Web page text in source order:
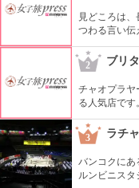
見どころは
つわる言い伝
どを描いた
の総本山・タ
つ。ワット
場があり、
2 ブリ
チャオプラ
る人気店で
きます。日
の上のキャン
しむ事ができ
ーが充実して
3 ラチ
バンコクにあ
ルンビニス